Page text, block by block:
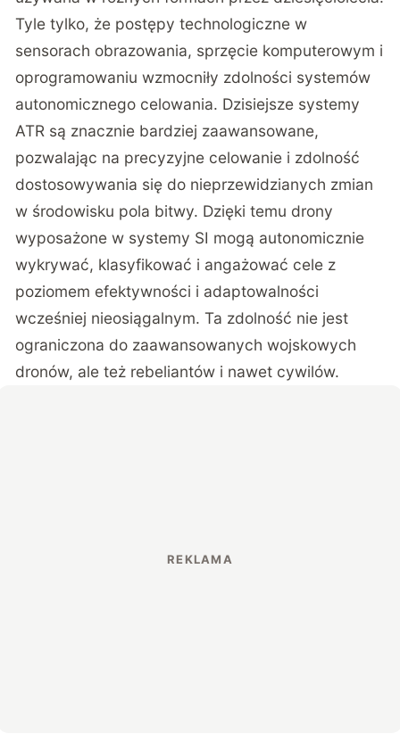
Tyle tylko, że postępy technologiczne w
sensorach obrazowania, sprzęcie komputerowym i
oprogramowaniu wzmocniły zdolności systemów
autonomicznego celowania. Dzisiejsze systemy
ATR są znacznie bardziej zaawansowane,
pozwalając na precyzyjne celowanie i zdolność
dostosowywania się do nieprzewidzianych zmian
w środowisku pola bitwy. Dzięki temu drony
wyposażone w systemy SI mogą autonomicznie
wykrywać, klasyfikować i angażować cele z
poziomem efektywności i adaptowalności
wcześniej nieosiągalnym. Ta zdolność nie jest
ograniczona do zaawansowanych wojskowych
dronów, ale też rebeliantów i nawet cywilów.